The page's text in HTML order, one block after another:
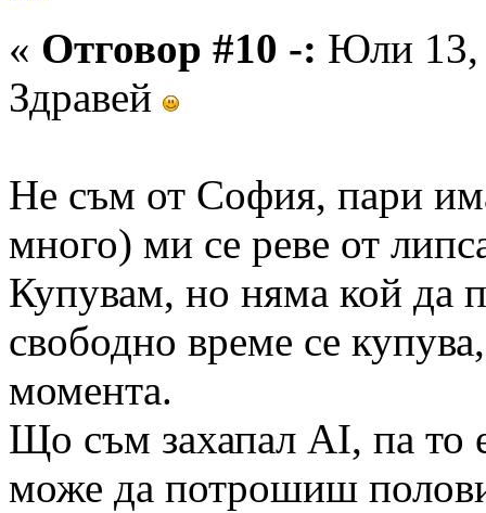
« Отговор #10 -: Юли 13,
Здравей
Не съм от София, пари
много) ми се реве от
Купувам, но няма кой да
свободно време се
момента.
Що съм захапал AI, па то
може да потрошиш